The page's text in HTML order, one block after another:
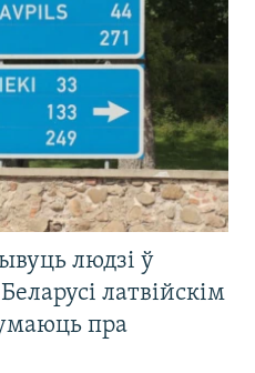
людзі ў
латвійскім
пра